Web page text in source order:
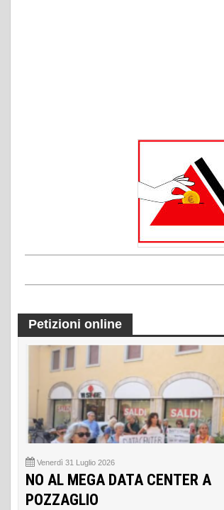
Petizioni online
Venerdì 31 Luglio 2026
NO AL MEGA DATA CENTER A
POZZAGLIO